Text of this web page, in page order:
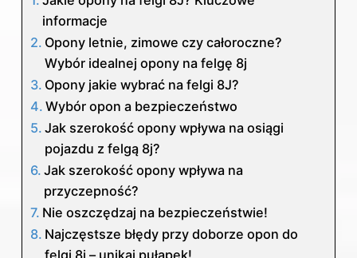
informacje
Opony letnie, zimowe czy całoroczne?
Wybór idealnej opony na felgę 8j
Opony jakie wybrać na felgi 8J?
Wybór opon a bezpieczeństwo
Jak szerokość opony wpływa na osiągi
pojazdu z felgą 8j?
Jak szerokość opony wpływa na
przyczepność?
Nie oszczędzaj na bezpieczeństwie!
Najczęstsze błędy przy doborze opon do
felgi 8j – unikaj pułapek!